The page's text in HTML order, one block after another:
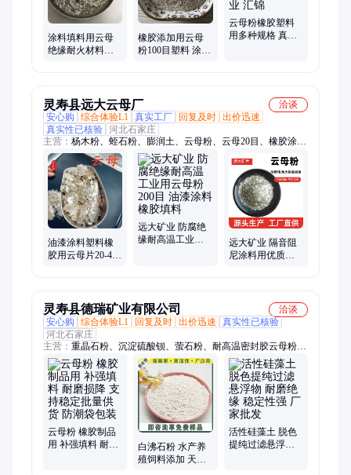
涂料填料用云母
绝缘耐火材料建
橡胶添加用云母
粉100目塑料 涂料
云母粉橡胶塑料
用多种规格 真石
灵寿县远大云母厂
洽谈
安心购
综合体验L1 真实工厂 回复及时 出价迅速
真实性已核验 河北石家庄
主营： 杨木粉、蛭石粉、膨润土、云母粉、云母20目、橡胶涂
料、电气石、莫来砂、硅藻土、碳酸钙、石英砂、有机覆盖物、
80目锯末、碳粉200目、防火材料、高岭土、叶腊石粉、沸石、
海泡石粉、膨胀蛭石、空心漂珠、油田堵漏剂、火山石粉、重晶
石粉、珍珠岩粉
油漆涂料塑料橡
胶用云母片20-40
远大矿业 防腐绝
缘耐高温工业用
远大矿业 隔音阻
尼涂料用优质云
灵寿县德瑞矿业有限公司
洽谈
安心购
综合体验L1 回复及时 出价迅速
真实性已核验
河北石家庄
主营： 重晶石粉、沉淀硫酸钡、萤石粉、耐高温密封胶云母粉、
氧化钙、碳酸钙
云母粉 橡胶制品
用 补强填料 耐磨
白沸石粉 水产养
殖饲料添加 天然
活性硅藻土 脱色
提纯过滤悬浮物